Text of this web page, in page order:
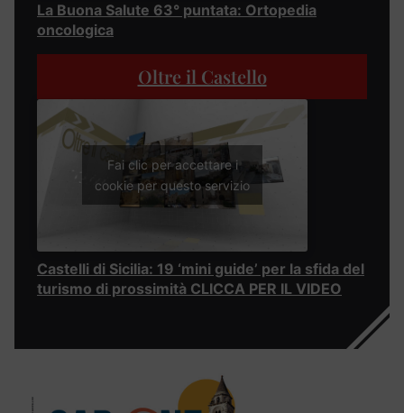
La Buona Salute 63° puntata: Ortopedia
oncologica
Oltre il Castello
Fai clic per accettare i
cookie per questo servizio
Castelli di Sicilia: 19 ‘mini guide’ per la sfida del
turismo di prossimità CLICCA PER IL VIDEO